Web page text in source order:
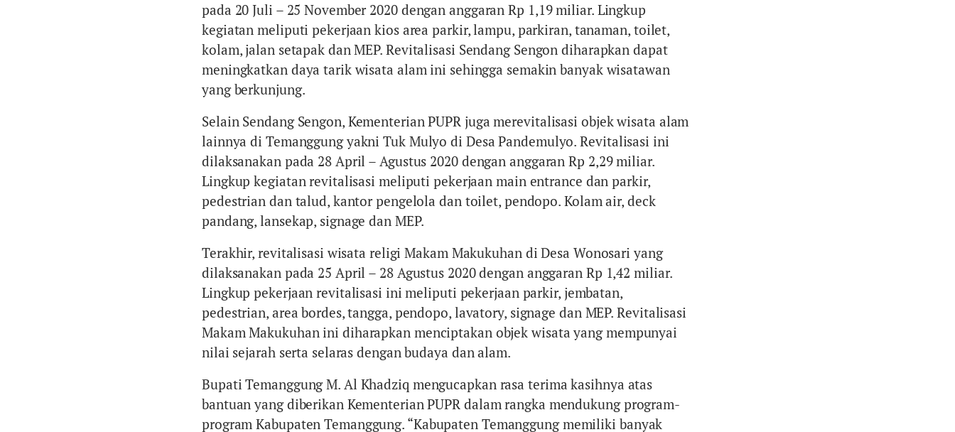
pada 20 Juli – 25 November 2020 dengan anggaran Rp 1,19 miliar. Lingkup
kegiatan meliputi pekerjaan kios area parkir, lampu, parkiran, tanaman, toilet,
kolam, jalan setapak dan MEP. Revitalisasi Sendang Sengon diharapkan dapat
meningkatkan daya tarik wisata alam ini sehingga semakin banyak wisatawan
yang berkunjung.
Selain Sendang Sengon, Kementerian PUPR juga merevitalisasi objek wisata alam
lainnya di Temanggung yakni Tuk Mulyo di Desa Pandemulyo. Revitalisasi ini
dilaksanakan pada 28 April – Agustus 2020 dengan anggaran Rp 2,29 miliar.
Lingkup kegiatan revitalisasi meliputi pekerjaan main entrance dan parkir,
pedestrian dan talud, kantor pengelola dan toilet, pendopo. Kolam air, deck
pandang, lansekap, signage dan MEP.
Terakhir, revitalisasi wisata religi Makam Makukuhan di Desa Wonosari yang
dilaksanakan pada 25 April – 28 Agustus 2020 dengan anggaran Rp 1,42 miliar.
Lingkup pekerjaan revitalisasi ini meliputi pekerjaan parkir, jembatan,
pedestrian, area bordes, tangga, pendopo, lavatory, signage dan MEP. Revitalisasi
Makam Makukuhan ini diharapkan menciptakan objek wisata yang mempunyai
nilai sejarah serta selaras dengan budaya dan alam.
Bupati Temanggung M. Al Khadziq mengucapkan rasa terima kasihnya atas
bantuan yang diberikan Kementerian PUPR dalam rangka mendukung program-
program Kabupaten Temanggung. “Kabupaten Temanggung memiliki banyak